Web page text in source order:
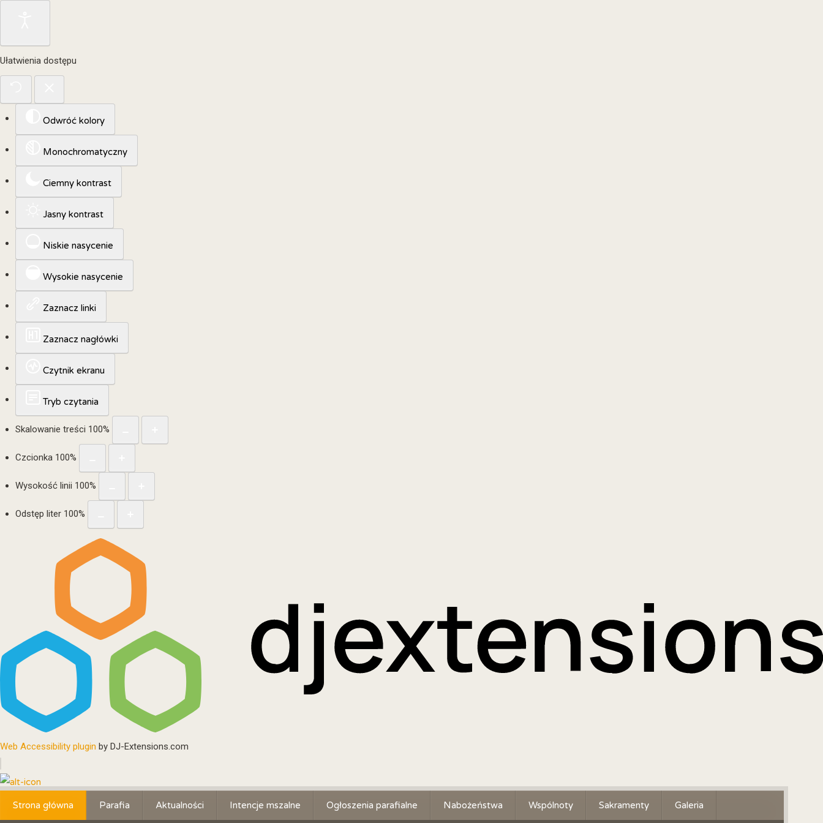
Ułatwienia dostępu
Odwróć kolory
Monochromatyczny
Ciemny kontrast
Jasny kontrast
Niskie nasycenie
Wysokie nasycenie
Zaznacz linki
Zaznacz nagłówki
Czytnik ekranu
Tryb czytania
Skalowanie treści 100%
Czcionka 100%
Wysokość linii 100%
Odstęp liter 100%
Web Accessibility plugin by DJ-Extensions.com
Strona główna Parafia Aktualności Intencje mszalne Ogłoszenia parafialne Nabożeństwa Wspólnoty Sakramenty Galeria